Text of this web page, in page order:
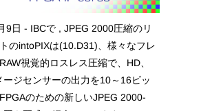
9日 - IBCで , JPEG 2000圧縮のリ
のintoPIXは(10.D31)、様々なフレ
視覚的ロスレス圧縮で、HD、
ジセンサーの出力を10～16ビッ
のための新しいJPEG 2000-